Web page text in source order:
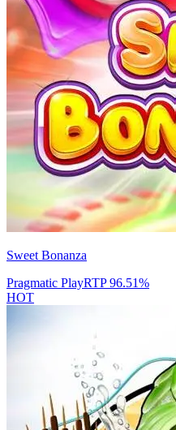
Sweet Bonanza
Pragmatic PlayRTP96.51%
HOT